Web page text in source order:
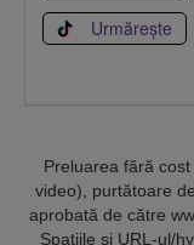
Urmărește
Preluarea fără
video), purtătoare
aprobată de către
Spaţiile şi URL-ul/